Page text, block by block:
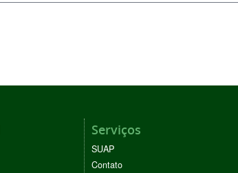
Serviços
SUAP
Contato